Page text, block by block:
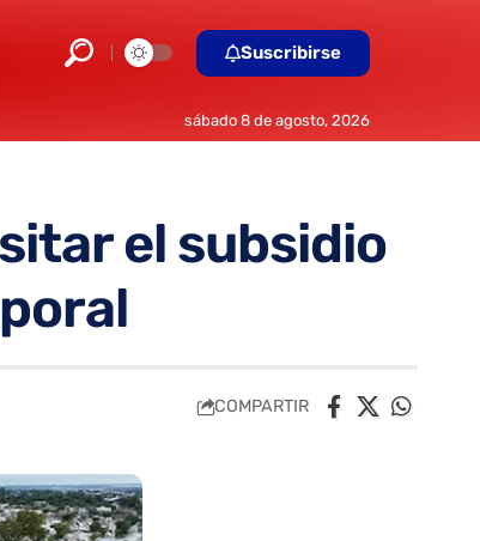
Suscribirse
sábado 8 de agosto, 2026
el subsidio
COMPARTIR